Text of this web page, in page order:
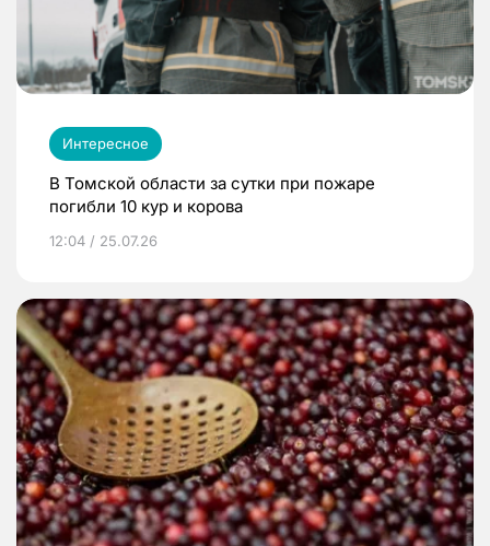
Интересное
В Томской области за сутки при пожаре
погибли 10 кур и корова
12:04 / 25.07.26